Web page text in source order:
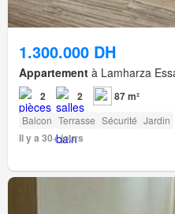
1.300.000 DH
Appartement à Lamharza
2 2 87 m²
Balcon Terrasse Sécurité Jardin
Il y a 30+ jours